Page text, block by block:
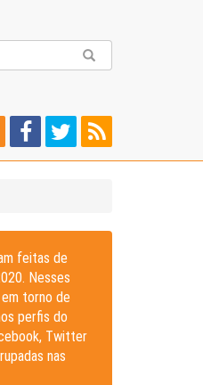
feitas de
Nesses
torno de
perfis do
Twitter
nas